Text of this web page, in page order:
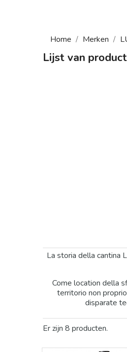
Home Merken
Lijst van
La storia della cantina
Come location della
territorio non
disparate
Er zijn 8 producten.